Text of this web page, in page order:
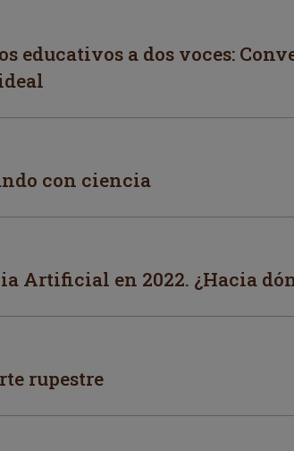
educativos a dos voces:
con ciencia
Artificial en 2022. ¿Hacia
rupestre